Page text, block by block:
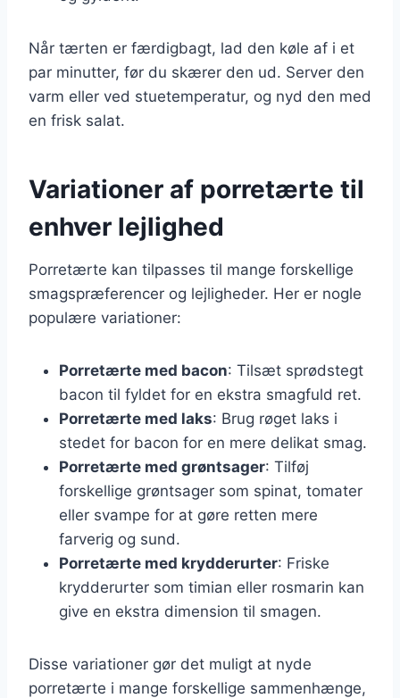
Når tærten er færdigbagt, lad den køle af i et
par minutter, før du skærer den ud. Server den
varm eller ved stuetemperatur, og nyd den med
en frisk salat.
Variationer af porretærte til
enhver lejlighed
Porretærte kan tilpasses til mange forskellige
smagspræferencer og lejligheder. Her er nogle
populære variationer:
Porretærte med bacon: Tilsæt sprødstegt
bacon til fyldet for en ekstra smagfuld ret.
Porretærte med laks: Brug røget laks i
stedet for bacon for en mere delikat smag.
Porretærte med grøntsager: Tilføj
forskellige grøntsager som spinat, tomater
eller svampe for at gøre retten mere
farverig og sund.
Porretærte med krydderurter: Friske
krydderurter som timian eller rosmarin kan
give en ekstra dimension til smagen.
Disse variationer gør det muligt at nyde
porretærte i mange forskellige sammenhænge,